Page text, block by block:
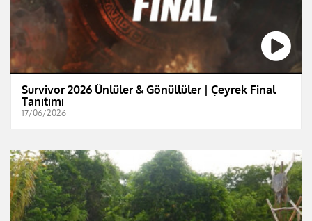
Survivor 2026 Ünlüler & Gönüllüler | Çeyrek Final
Tanıtımı
17/06/2026